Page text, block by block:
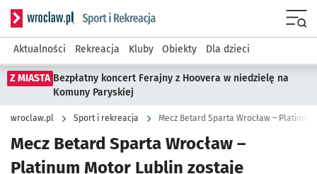
Serwis informacyjny wroclaw.pl podserwis: Sport i rekreacja
Aktualności Rekreacja Kluby Obiekty Dla dzieci
Z MIASTA Bezpłatny koncert Ferajny z Hoovera w niedzielę na
Komuny Paryskiej
wroclaw.pl Sport i rekreacja
Mecz Betard Sparta Wrocław –
Platinum Motor Lublin zostaje